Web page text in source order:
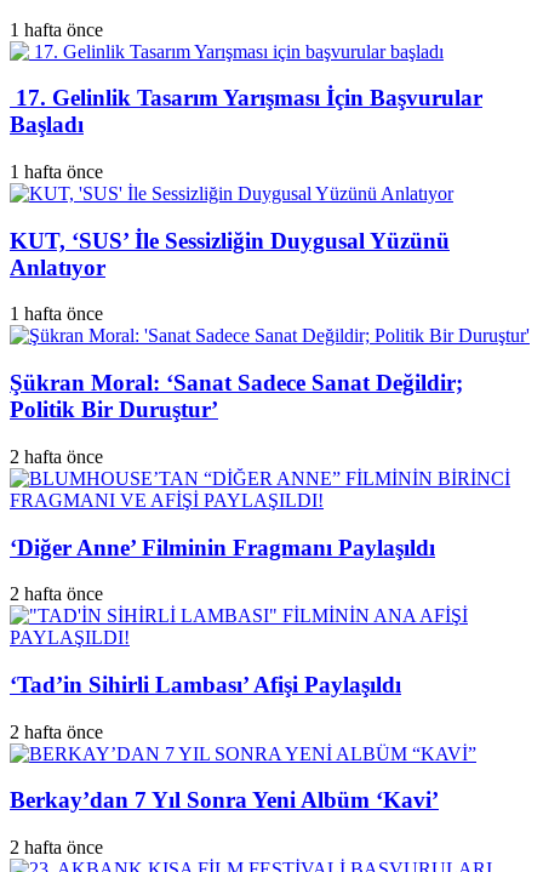
1 hafta önce
17. Gelinlik Tasarım Yarışması İçin Başvurular
Başladı
1 hafta önce
KUT, ‘SUS’ İle Sessizliğin Duygusal Yüzünü
Anlatıyor
1 hafta önce
Şükran Moral: ‘Sanat Sadece Sanat Değildir;
Politik Bir Duruştur’
2 hafta önce
‘Diğer Anne’ Filminin Fragmanı Paylaşıldı
2 hafta önce
‘Tad’in Sihirli Lambası’ Afişi Paylaşıldı
2 hafta önce
Berkay’dan 7 Yıl Sonra Yeni Albüm ‘Kavi’
2 hafta önce